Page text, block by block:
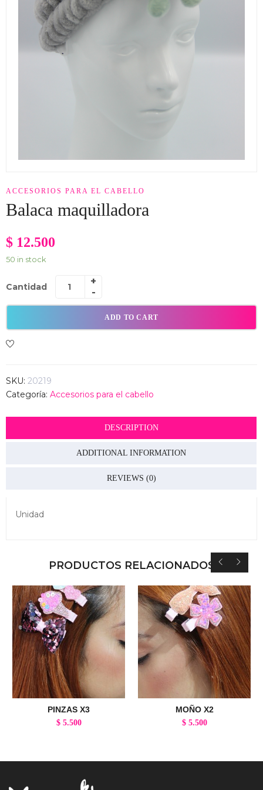
ACCESORIOS PARA EL CABELLO
Balaca maquilladora
$ 12.500
50 in stock
Cantidad
ADD TO CART
SKU: 20219
Categoría: Accesorios para el cabello
DESCRIPTION
ADDITIONAL INFORMATION
REVIEWS (0)
Unidad
PRODUCTOS RELACIONADOS
PINZAS X3
$5.500
MOÑO X2
$5.500